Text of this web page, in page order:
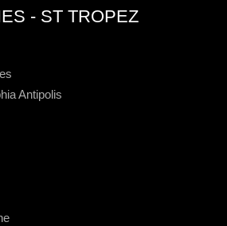
- ST TROPEZ
Antipolis